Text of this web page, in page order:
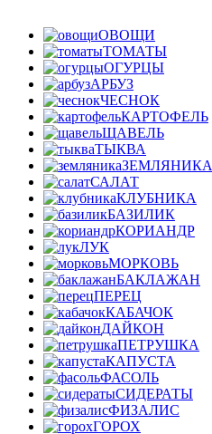
ОВОЩИ
ТОМАТЫ
ОГУРЦЫ
АРБУЗ
ЧЕСНОК
КАРТОФЕЛЬ
ЩАВЕЛЬ
ТЫКВА
ЗЕМЛЯНИКА
САЛАТ
КЛУБНИКА
БАЗИЛИК
КОРИАНДР
ЛУК
МОРКОВЬ
БАКЛАЖАН
ПЕРЕЦ
КАБАЧОК
ДАЙКОН
ПЕТРУШКА
КАПУСТА
ФАСОЛЬ
СИДЕРАТЫ
ФИЗАЛИС
ГОРОХ